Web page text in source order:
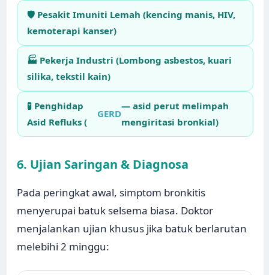
🛡️ Pesakit Imuniti Lemah (kencing manis, HIV,
kemoterapi kanser)
🏭 Pekerja Industri (Lombong asbestos, kuari
silika, tekstil kain)
🧪 Penghidap
Asid Refluks (
GERD
— asid perut melimpah
mengiritasi bronkial)
6. Ujian Saringan & Diagnosa
Pada peringkat awal, simptom bronkitis
menyerupai batuk selsema biasa. Doktor
menjalankan ujian khusus jika batuk berlarutan
melebihi 2 minggu: